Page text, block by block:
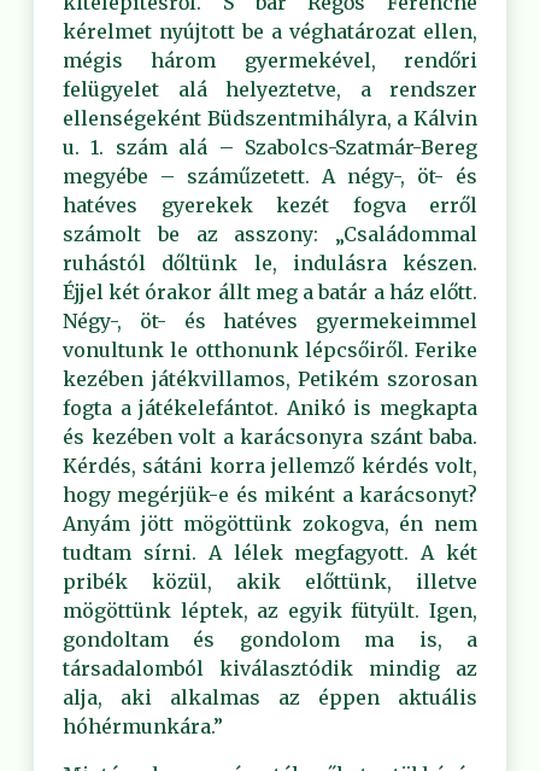
kérelmet nyújtott be a véghatározat ellen,
mégis három gyermekével, rendőri
felügyelet alá helyeztetve, a rendszer
ellenségeként Büdszentmihályra, a Kálvin
u. 1. szám alá – Szabolcs-Szatmár-Bereg
megyébe – száműzetett. A négy-, öt- és
hatéves gyerekek kezét fogva erről
számolt be az asszony: „Családommal
ruhástól dőltünk le, indulásra készen.
Éjjel két órakor állt meg a batár a ház előtt.
Négy-, öt- és hatéves gyermekeimmel
vonultunk le otthonunk lépcsőiről. Ferike
kezében játékvillamos, Petikém szorosan
fogta a játékelefántot. Anikó is megkapta
és kezében volt a karácsonyra szánt baba.
Kérdés, sátáni korra jellemző kérdés volt,
hogy megérjük-e és miként a karácsonyt?
Anyám jött mögöttünk zokogva, én nem
tudtam sírni. A lélek megfagyott. A két
pribék közül, akik előttünk, illetve
mögöttünk léptek, az egyik fütyült. Igen,
gondoltam és gondolom ma is, a
társadalomból kiválasztódik mindig az
alja, aki alkalmas az éppen aktuális
hóhérmunkára.”